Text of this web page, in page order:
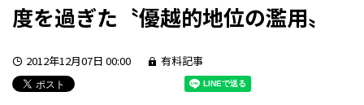
度を過ぎた〝優越的地位の濫用〟
2012年12月07日 00:00 有料記事